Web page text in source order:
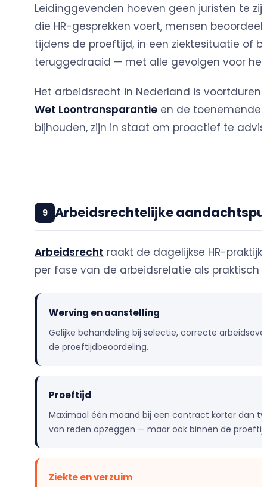
Leidinggevenden hoeven geen juristen te
die HR-gesprekken voert, mensen
tijdens de proeftijd, in een ziektesituatie of
teruggedraaid — met alle gevolgen voor
Het arbeidsrecht in Nederland is
Wet Loontransparantie en de toenemende
bijhouden, zijn in staat om proactief te
9 Arbeidsrechtelijke
Arbeidsrecht raakt de dagelijkse HR-
per fase van de arbeidsrelatie als praktisch
Werving en aanstelling
Gelijke behandeling bij selectie, correcte
de proeftijdbeoordeling.
Proeftijd
Maximaal één maand bij een contract korter dan
van reden opzeggen — maar ook binnen de
Ziekte en verzuim